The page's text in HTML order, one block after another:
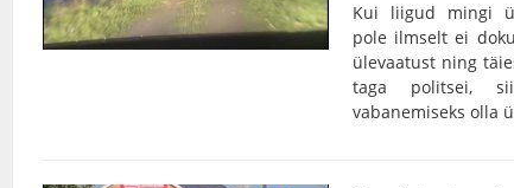
Kui liigud mingi
pole ilmselt ei
ülevaatust ning
taga politsei,
vabanemiseks olla